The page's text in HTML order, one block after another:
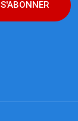
S'ABONNER